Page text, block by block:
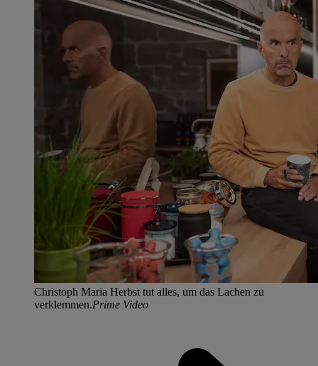
Christoph Maria Herbst tut alles, um das Lachen zu
verklemmen.Prime Video